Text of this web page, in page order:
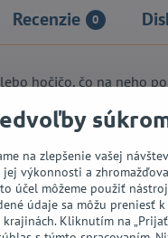
Recenzie 0
hočičo, čo na neho
53 cm. Hmotnosť:
BlueskyPinterestReddit
na zlepšenie vašej
jej výkonnosti a
účel môžeme použiť
údaje sa môžu preniesť
krajinách. Kliknutím na